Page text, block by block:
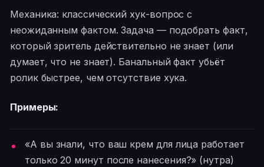
Механика: классический хук-вопрос с
неожиданным фактом. Задача — подобрать факт,
который зритель действительно не знает (или
думает, что не знает). Банальный факт убьёт
ролик быстрее, чем отсутствие хука.
Примеры:
«А вы знали, что ваш крем для лица работает
только 20 минут после нанесения?» (нутра)